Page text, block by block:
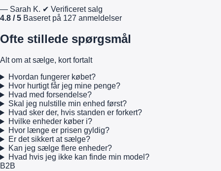
— Sarah K. ✔ Verificeret salg
4.8 / 5 Baseret på 127 anmeldelser
Ofte stillede spørgsmål
Alt om at sælge, kort fortalt
Hvordan fungerer købet?
Hvor hurtigt får jeg mine penge?
Hvad med forsendelse?
Skal jeg nulstille min enhed først?
Hvad sker der, hvis standen er forkert?
Hvilke enheder køber i?
Hvor længe er prisen gyldig?
Er det sikkert at sælge?
Kan jeg sælge flere enheder?
Hvad hvis jeg ikke kan finde min model?
B2B